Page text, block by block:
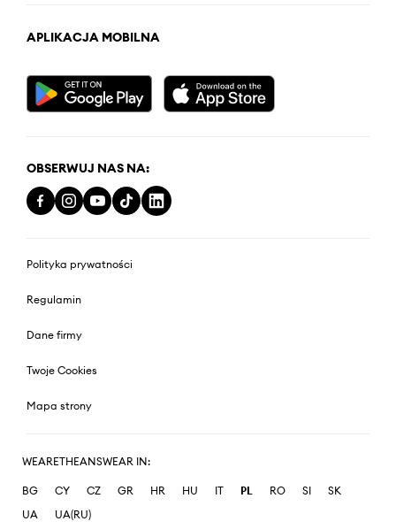
APLIKACJA MOBILNA
OBSERWUJ NAS NA:
Polityka prywatności
Regulamin
Dane firmy
Twoje Cookies
Mapa strony
WEARETHEANSWEAR IN:
BG CY CZ GR HR HU IT PL RO SI
SK
UA
UA(RU)